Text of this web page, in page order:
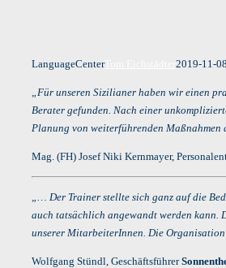
LanguageCenterTom Eichstädter2019-11-
„Für unseren Sizilianer haben wir einen
Berater gefunden. Nach einer
Planung von weiterführenden Maßnahmen
Mag. (FH) Josef Niki Kernmayer,
„… Der Trainer stellte sich ganz auf die
auch tatsächlich angewandt werden kann.
unserer MitarbeiterInnen. Die
Wolfgang Stündl, Geschäftsführer